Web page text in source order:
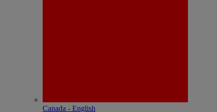
Canada - English